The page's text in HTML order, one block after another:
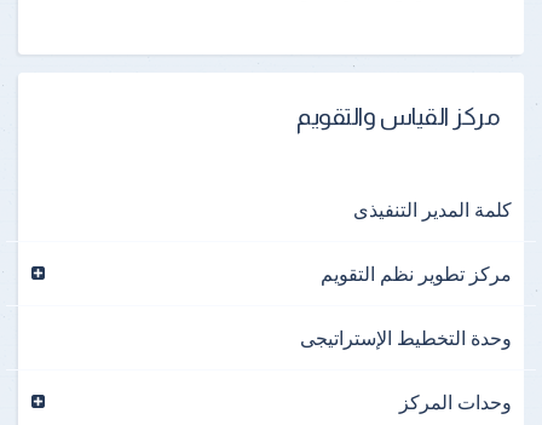
مركز القياس والتقويم
كلمة المدير التنفيذى
مركز تطوير نظم التقويم
وحدة التخطيط الإستراتيجى
وحدات المركز